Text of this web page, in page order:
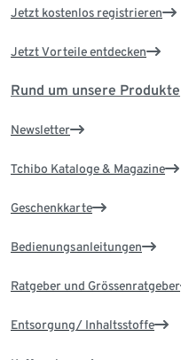
Jetzt kostenlos registrieren
Jetzt Vorteile entdecken
Rund um unsere Produkte
Newsletter
Tchibo Kataloge & Magazine
Geschenkkarte
Bedienungsanleitungen
Ratgeber und Grössenratgeber
Entsorgung/ Inhaltsstoffe